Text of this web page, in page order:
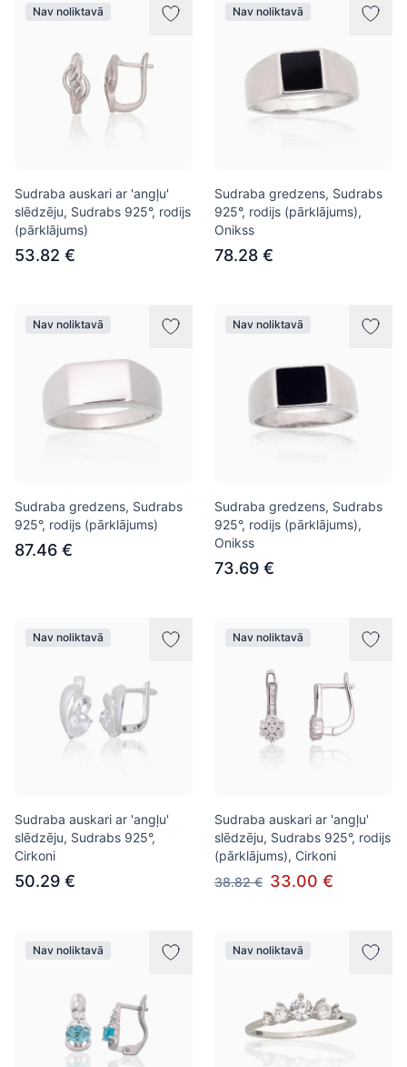
Nav noliktavā
Sudraba auskari ar 'angļu'
slēdzēju, Sudrabs 925°, rodijs
(pārklājums)
53.82 €
Nav noliktavā
Sudraba gredzens, Sudrabs
925°, rodijs (pārklājums),
Onikss
78.28 €
Nav noliktavā
Sudraba gredzens, Sudrabs
925°, rodijs (pārklājums)
87.46 €
Nav noliktavā
Sudraba gredzens, Sudrabs
925°, rodijs (pārklājums),
Onikss
73.69 €
Nav noliktavā
Sudraba auskari ar 'angļu'
slēdzēju, Sudrabs 925°,
Cirkoni
50.29 €
Nav noliktavā
Sudraba auskari ar 'angļu'
slēdzēju, Sudrabs 925°, rodijs
(pārklājums), Cirkoni
38.82 € 33.00 €
Nav noliktavā Nav noliktavā